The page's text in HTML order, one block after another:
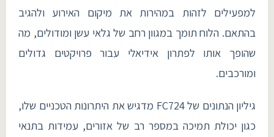
למפעילים לזהות במהירות את מיקום האירוע ולהגיב
בהתאם. הלוח תומך במגוון רחב של גלאי עשן ומודולים, מה
שהופך אותו לפתרון אידיאלי עבור פרויקטים גדולים
ומורכבים.
גיליון הנתונים של FC724 מדגיש את היתרונות הטכניים שלו,
כגון יכולת תמיכה במספר רב של אזורים, עמידות בתנאי